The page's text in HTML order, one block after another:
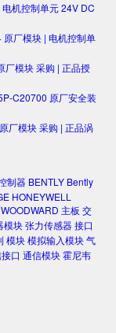
机控制单元 24V DC
厂模块 | 电机控制单
厂模块 采购 | 正品授
C20700 原厂安全装
厂模块 采购 | 正品涡
制器 BENTLY Bently
HONEYWELL
WOODWARD 主板 交
模块张力传感器接口
模块模拟输入模块气
口 通信模块霍尼韦